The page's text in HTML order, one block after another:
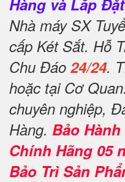
Nhà máy SX
cấp Két Sắt. Hỗ
Chu Đáo 24/24.
hoặc tại Cơ
chuyên nghiệp,
Hàng. Bảo
Chính Hãng 05
Bảo Trì Sản